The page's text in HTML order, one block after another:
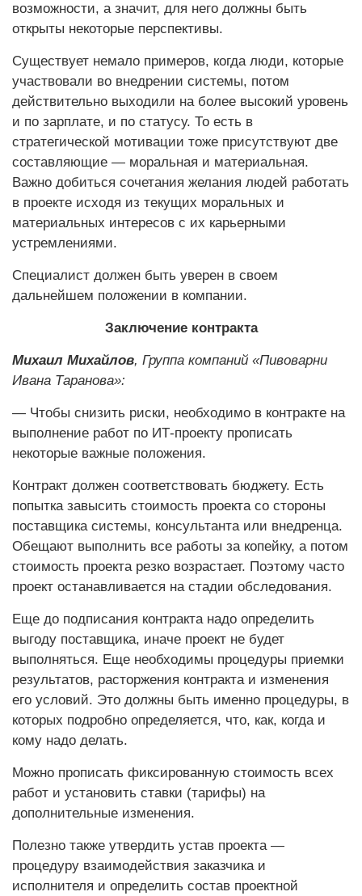
возможности, а значит, для него должны быть
открыты некоторые перспективы.
Существует немало примеров, когда люди, которые
участвовали во внедрении системы, потом
действительно выходили на более высокий уровень
и по зарплате, и по статусу. То есть в
стратегической мотивации тоже присутствуют две
составляющие — моральная и материальная.
Важно добиться сочетания желания людей работать
в проекте исходя из текущих моральных и
материальных интересов с их карьерными
устремлениями.
Специалист должен быть уверен в своем
дальнейшем положении в компании.
Заключение контракта
Михаил Михайлов, Группа компаний «Пивоварни
Ивана Таранова»:
— Чтобы снизить риски, необходимо в контракте на
выполнение работ по ИТ-проекту прописать
некоторые важные положения.
Контракт должен соответствовать бюджету. Есть
попытка завысить стоимость проекта со стороны
поставщика системы, консультанта или внедренца.
Обещают выполнить все работы за копейку, а потом
стоимость проекта резко возрастает. Поэтому часто
проект останавливается на стадии обследования.
Еще до подписания контракта надо определить
выгоду поставщика, иначе проект не будет
выполняться. Еще необходимы процедуры приемки
результатов, расторжения контракта и изменения
его условий. Это должны быть именно процедуры, в
которых подробно определяется, что, как, когда и
кому надо делать.
Можно прописать фиксированную стоимость всех
работ и установить ставки (тарифы) на
дополнительные изменения.
Полезно также утвердить устав проекта —
процедуру взаимодействия заказчика и
исполнителя и определить состав проектной